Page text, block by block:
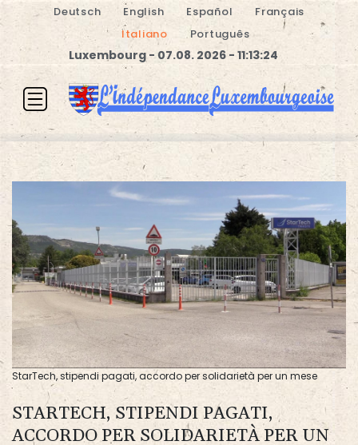
Deutsch English Español
Français
Italiano
Português
Luxembourg - 07.08. 2026 - 11:13:24
StarTech, stipendi pagati, accordo per solidarietà per un mese
STARTECH, STIPENDI PAGATI,
ACCORDO PER SOLIDARIETÀ PER UN